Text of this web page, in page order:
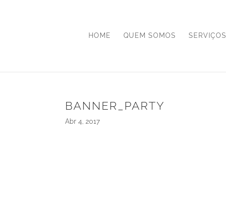
HOME QUEM SOMOS SERVIÇOS
BANNER_PARTY
Abr 4, 2017